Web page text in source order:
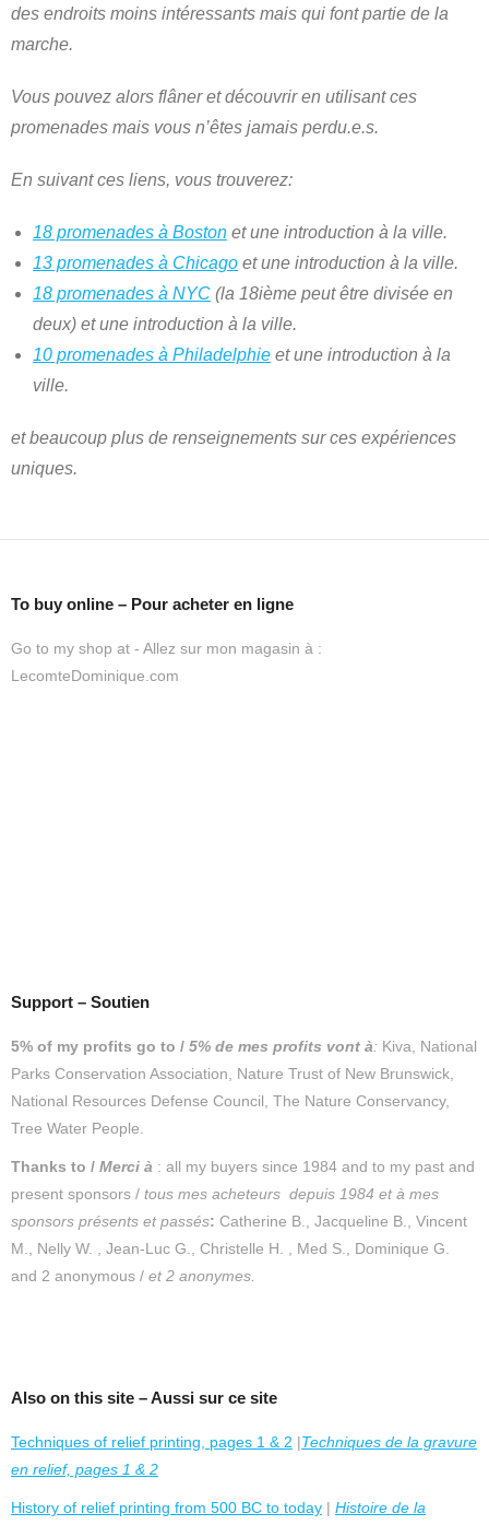
des endroits moins intéressants mais qui font partie de la
marche.
Vous pouvez alors flâner et découvrir en utilisant ces
promenades mais vous n’êtes jamais perdu.e.s.
En suivant ces liens, vous trouverez:
18 promenades à Boston et une introduction à la ville.
13 promenades à Chicago et une introduction à la ville.
18 promenades à NYC (la 18ième peut être divisée en
deux) et une introduction à la ville.
10 promenades à Philadelphie et une introduction à la
ville.
et beaucoup plus de renseignements sur ces expériences
uniques.
To buy online – Pour acheter en ligne
Go to my shop at - Allez sur mon magasin à :
LecomteDominique.com
Support – Soutien
5% of my profits go to / 5% de mes profits vont à: Kiva, National
Parks Conservation Association, Nature Trust of New Brunswick,
National Resources Defense Council, The Nature Conservancy,
Tree Water People.
Thanks to / Merci à : all my buyers since 1984 and to my past and
present sponsors / tous mes acheteurs depuis 1984 età mes
sponsors présents et passés: Catherine B., Jacqueline B., Vincent
M., Nelly W. , Jean-Luc G., Christelle H. , Med S., Dominique G.
and 2 anonymous / et 2 anonymes.
Also on this site – Aussi sur ce site
Techniques of relief printing, pages 1 & 2 |Techniques de la gravure
en relief, pages 1 & 2
History of relief printing from 500 BC to today | Histoire de la